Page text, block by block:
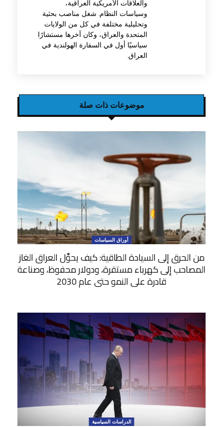
والعلاقات الأمريكية العراقية،
وسياسات النظام. شغل مناصب بحثية
وتحليلية مختلفة في كل من الولايات
المتحدة والعراق، وكان آخرها مستشارًا
سياسيًا أول في السفارة الهولندية في
العراق.
موضوعات ذات صلة
أوراق السياسات
من الحرق إلى السيادة الطاقية: كيف يحوِّل العراق الغاز
المصاحب إلى كهرباء مستقرة، ودولار محفوظ، وصناعة
قادرة على النمو حتى عام 2030
الدراسات السياسية